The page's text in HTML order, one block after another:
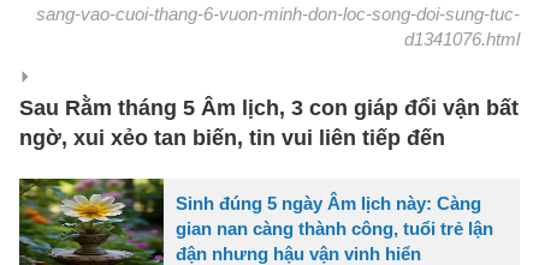
sang-vao-cuoi-thang-6-vuon-minh-don-loc-song-doi-sung-tuc-
d1341076.html
Sau Rằm tháng 5 Âm lịch, 3 con giáp đổi vận bất
ngờ, xui xẻo tan biến, tin vui liên tiếp đến
Sinh đúng 5 ngày Âm lịch này: Càng
gian nan càng thành công, tuổi trẻ lận
đận nhưng hậu vận vinh hiển